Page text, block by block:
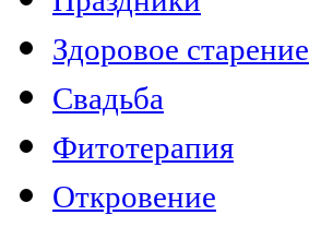
Здоровое старение
Свадьба
Фитотерапия
Откровение